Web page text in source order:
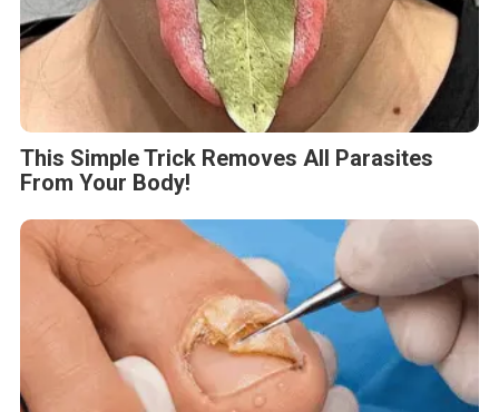
This Simple Trick Removes All Parasites
From Your Body!